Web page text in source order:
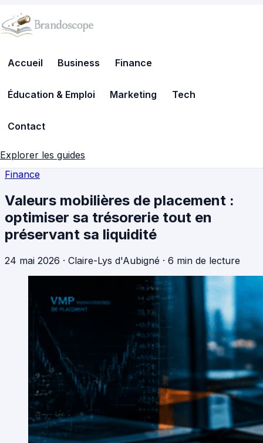
Accueil Business Finance
Éducation & Emploi Marketing Tech
Contact
Explorer les guides
Finance
Valeurs mobilières de placement :
optimiser sa trésorerie tout en
préservant sa liquidité
24 mai 2026 · Claire-Lys d'Aubigné · 6 min de lecture